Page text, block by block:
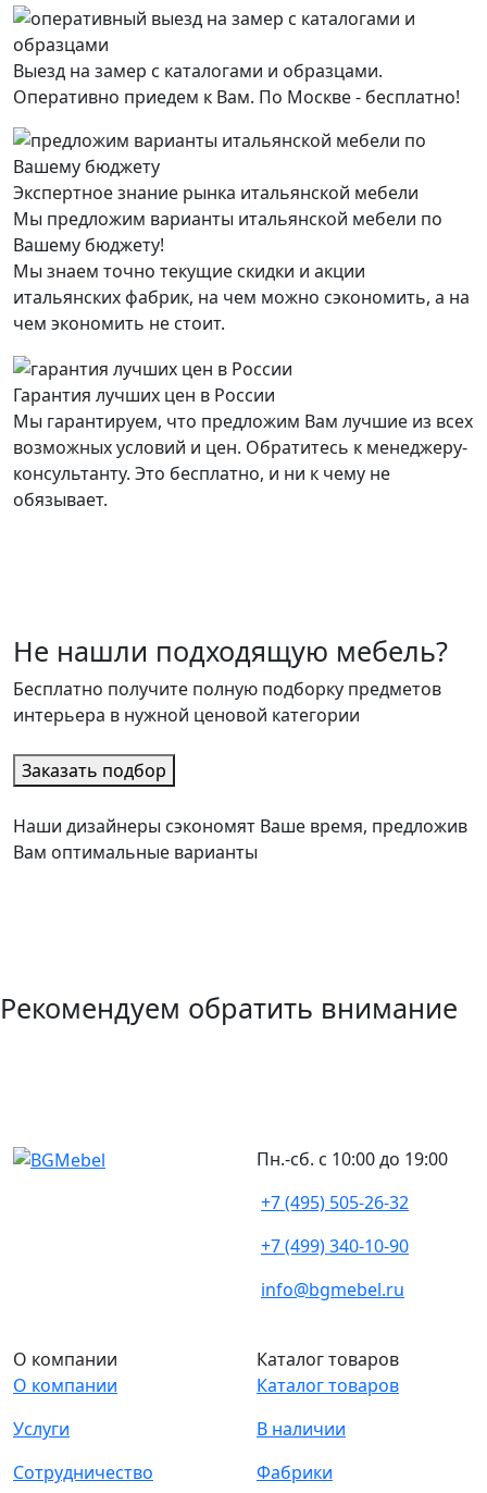
Выезд на замер с каталогами и образцами.
Оперативно приедем к Вам. По Москве - бесплатно!
Экспертное знание рынка итальянской мебели
Мы предложим варианты итальянской мебели по
Вашему бюджету!
Мы знаем точно текущие скидки и акции
итальянских фабрик, на чем можно сэкономить, а на
чем экономить не стоит.
Гарантия лучших цен в России
Мы гарантируем, что предложим Вам лучшие из всех
возможных условий и цен. Обратитесь к менеджеру-
консультанту. Это бесплатно, и ни к чему не
обязывает.
Не нашли подходящую мебель?
Бесплатно получите полную подборку предметов
интерьера в нужной ценовой категории
Заказать подбор
Наши дизайнеры сэкономят Ваше время, предложив
Вам оптимальные варианты
Рекомендуем обратить внимание
Пн.-сб. с 10:00 до 19:00
+7 (495) 505-26-32
+7 (499) 340-10-90
info@bgmebel.ru
О компании
О компании
Услуги
Сотрудничество
Каталог товаров
Каталог товаров
В наличии
Фабрики